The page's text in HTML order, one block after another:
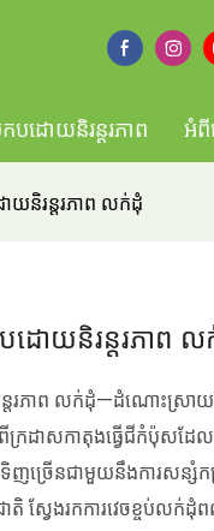
កបដោយនិរន្តរភាព អំ
យនិរន្តរភាព លក់ដុំ
បដោយនិរន្តរភាព
រន្តរភាព លក់ដុំ—ដំណោះ
រដាសកាតុងធ្វើជីកំប៉ុសដែ
ញច្រើនជាមួយនឹងការសន្សំ
ាតិ ស្វែងរកការវេចខ្ចប់